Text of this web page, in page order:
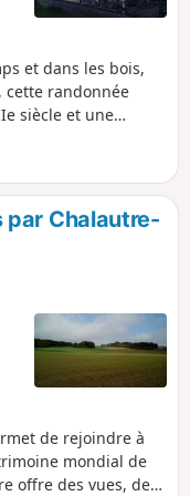
et dans les bois,
cette randonnée
siècle et une
par Chalautre-
de rejoindre à
mondial de
offre des vues, de